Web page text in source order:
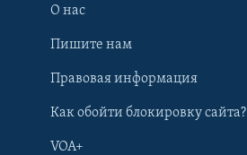
О нас
Пишите нам
Правовая информация
Как обойти блокировку сайта?
VOA+